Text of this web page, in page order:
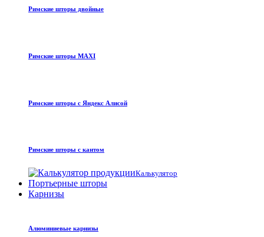
Римские шторы двойные
Римские шторы MAXI
Римские шторы с Яндекс Алисой
Римские шторы с кантом
Калькулятор
Портьерные шторы
Карнизы
Алюминиевые карнизы